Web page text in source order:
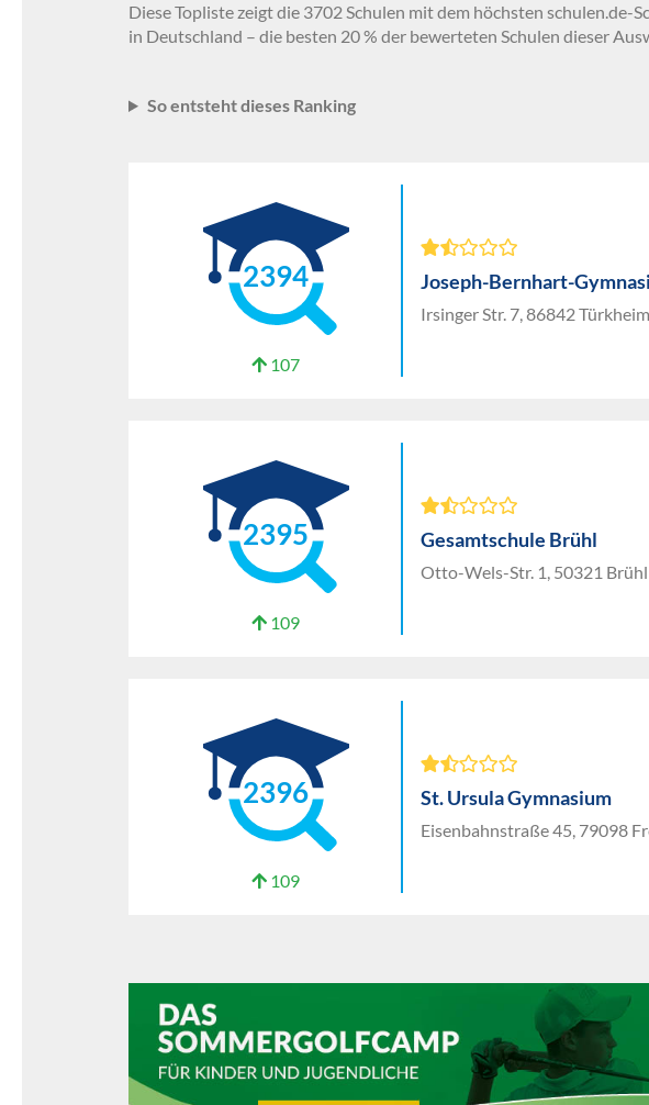
Diese Topliste zeigt die 3702 Schulen mit dem höchsten schulen.de-
in Deutschland – die besten 20 % der bewerteten Schulen dieser
So entsteht dieses Ranking
2394
107
Joseph-Bernhart-
Irsinger Str. 7, 86842 Türkheim
2395
109
Gesamtschule Brühl
Otto-Wels-Str. 1, 50321 Brühl
2396
109
St. Ursula Gymnasium
Eisenbahnstraße 45, 79098